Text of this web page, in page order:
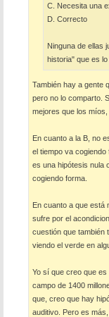
C. Necesita una
D. Correcto
Ninguna de ellas
historia" que es
También hay a gente
pero no lo comparto.
mejores que los
En cuanto a la B, no
el tiempo va
es una hipótesis nula
cogiendo forma.
En cuanto a que está
sufre por el
cuestión que también
viendo el verde en
Yo sí que creo que
campo de 1400
que, creo que hay
auditivo. Pero es